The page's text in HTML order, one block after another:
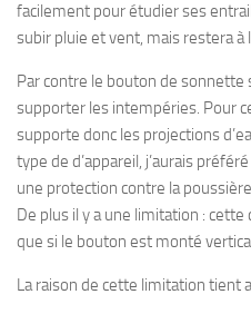
facilement pour étudier ses
subir pluie et vent, mais restera à
Par contre le bouton de
supporter les intempéries. Pour
supporte donc les projections
type de d’appareil, j’aurais
une protection contre la
De plus il y a une limitation :
que si le bouton est monté
La raison de cette limitation tient